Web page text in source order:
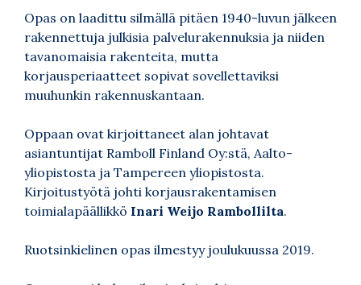
Opas on laadittu silmällä pitäen 1940-luvun jälkeen
rakennettuja julkisia palvelurakennuksia ja niiden
tavanomaisia rakenteita, mutta
korjausperiaatteet sopivat sovellettaviksi
muuhunkin rakennuskantaan.
Oppaan ovat kirjoittaneet alan johtavat
asiantuntijat Ramboll Finland Oy:stä, Aalto-
yliopistosta ja Tampereen yliopistosta.
Kirjoitustyötä johti korjausrakentamisen
toimialapäällikkö Inari Weijo Rambollilta.
Ruotsinkielinen opas ilmestyy joulukuussa 2019.